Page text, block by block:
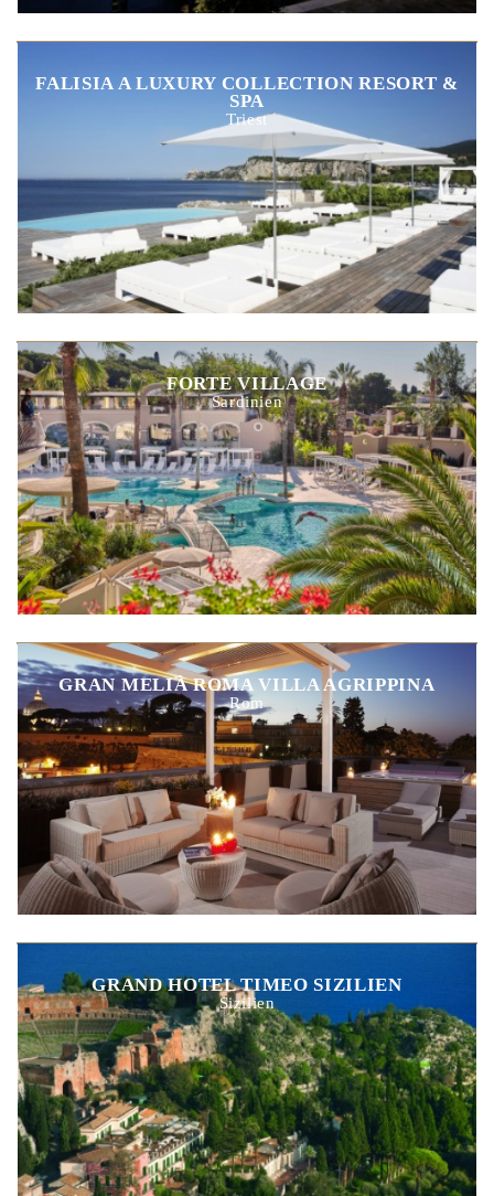
FALISIA A LUXURY COLLECTION RESORT &
SPA
Triest
FORTE VILLAGE
Sardinien
GRAN MELIÀ ROMA VILLA AGRIPPINA
Rom
GRAND HOTEL TIMEO SIZILIEN
Sizilien